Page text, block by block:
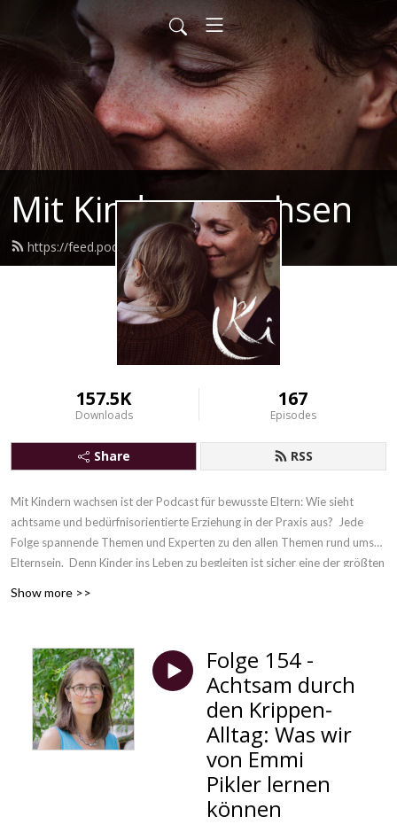
Mit Kindern wachsen
https://feed.podbean.com/mkw/feed.xml
157.5K
Downloads
167
Episodes
Share RSS
Mit Kindern wachsen ist der Podcast für bewusste Eltern: Wie sieht
achtsame und bedürfnisorientierte Erziehung in der Praxis aus? Jede
Folge spannende Themen und Experten zu den allen Themen rund ums
Elternsein. Denn Kinder ins Leben zu begleiten ist sicher eine der größten
Show more >>
Folge 154 -
Achtsam durch
den Krippen-
Alltag: Was wir
von Emmi
Pikler lernen
können